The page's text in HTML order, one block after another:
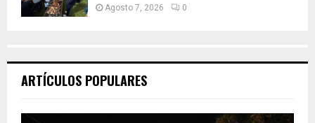
Agosto 7, 2026 0
ARTÍCULOS POPULARES